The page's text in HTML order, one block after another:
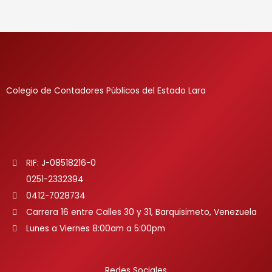
Colegio de Contadores Públicos del Estado Lara
RIF: J-08518216-0
0251-2332394
0412-7028734
Carrera 16 entre Calles 30 y 31, Barquisimeto, Venezuela
Lunes a Viernes 8:00am a 5:00pm